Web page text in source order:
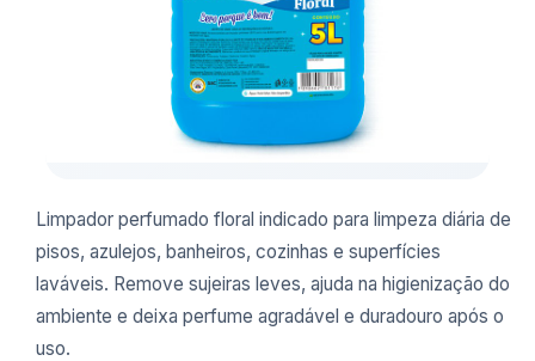
Limpador perfumado floral indicado para limpeza diária de
pisos, azulejos, banheiros, cozinhas e superfícies
laváveis. Remove sujeiras leves, ajuda na higienização do
ambiente e deixa perfume agradável e duradouro após o
uso.